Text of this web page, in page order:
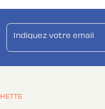
Indiquez votre email